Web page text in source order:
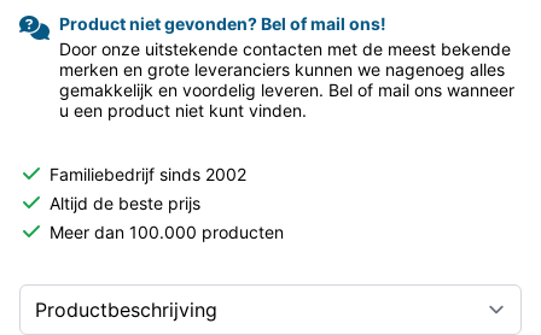
Product niet gevonden? Bel of mail ons!
Door onze uitstekende contacten met de meest bekende
merken en grote leveranciers kunnen we nagenoeg alles
gemakkelijk en voordelig leveren. Bel of mail ons wanneer
u een product niet kunt vinden.
Familiebedrijf sinds 2002
Altijd de beste prijs
Meer dan 100.000 producten